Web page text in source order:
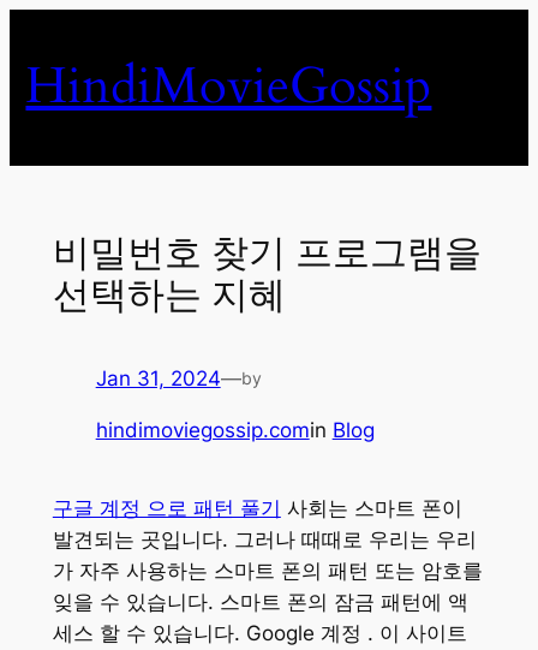
content
HindiMovieGossip
비밀번호 찾기 프로그램을
선택하는 지혜
Jan 31, 2024—by
hindimoviegossip.comin Blog
구글 계정 으로 패턴 풀기 사회는 스마트 폰이
발견되는 곳입니다. 그러나 때때로 우리는 우리
가 자주 사용하는 스마트 폰의 패턴 또는 암호를
잊을 수 있습니다. 스마트 폰의 잠금 패턴에 액
세스 할 수 있습니다. Google 계정 . 이 사이트